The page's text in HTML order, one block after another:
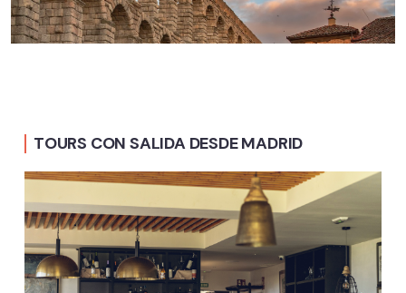
TOURS CON SALIDA DESDE MADRID